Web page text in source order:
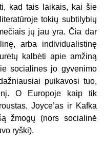
kad tais laikais, kai šie
tokių subtilybių
jų jau yra. Čia dar
arba individualistinę
kalbėti apie amžiną
socialines jo gyvenimo
puikavosi tuo,
O Europoje kaip tik
Joyce’as ir Kafka
žmogų (nors socialinė
ryški).